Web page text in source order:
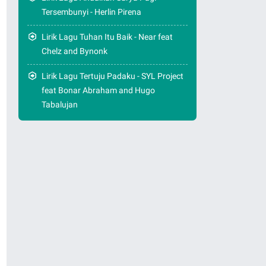
Tersembunyi - Herlin Pirena
Lirik Lagu Tuhan Itu Baik - Near feat
Chelz and Bynonk
Lirik Lagu Tertuju Padaku - SYL Project
feat Bonar Abraham and Hugo
Tabalujan